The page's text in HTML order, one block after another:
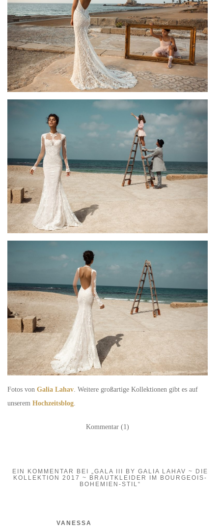
Fotos von Galia Lahav . Weitere großartige Kollektionen gibt es auf
unserem Hochzeitsblog
Kommentar (1)
EIN KOMMENTAR BEI „GALA III BY GALIA LAHAV ~ DIE
KOLLEKTION 2017 ~ BRAUTKLEIDER IM BOURGEOIS-
BOHEMIEN-STIL“
VANESSA